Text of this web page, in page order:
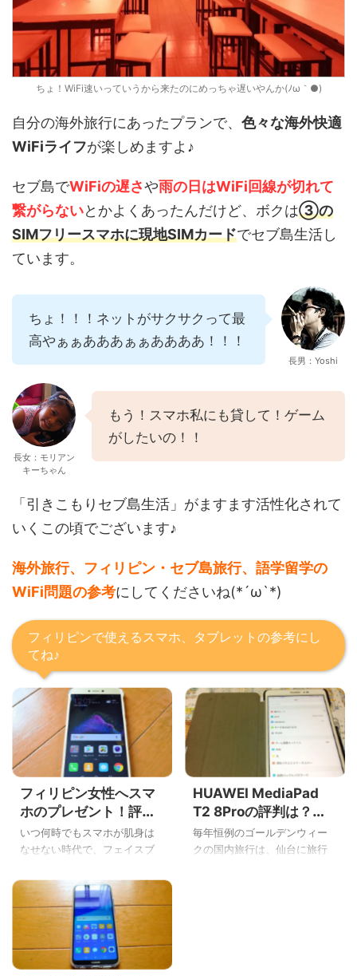
ちょ！WiFi速いっていうから来たのにめっちゃ遅いやんか(ﾉω｀●)
自分の海外旅行にあったプランで、 色々な海外快適
WiFiライフが楽しめますよ♪
セブ島でWiFiの遅さや雨の日はWiFi回線が切れて
繋がらないとかよくあったんだけど、ボクは③の
SIMフリースマホに現地SIMカードでセブ島生活し
ています。
ちょ！！！ネットがサクサクって最
高やぁぁあああぁぁああああ！！！
長男：Yoshi
長女：モリアン
キーちゃん
もう！スマホ私にも貸して！ゲーム
がしたいの！！
「引きこもりセブ島生活」がますます活性化されて
いくこの頃でございます♪
海外旅行、フィリピン・セブ島旅行、語学留学の
WiFi問題の参考にしてくださいね(*´ω`*)
フィリピンで使えるスマホ、タブレットの参考にし
てね♪
フィリピン女性へスマ
ホのプレゼント！評判
のHuawei nova liteが
おすすめの理由とは？
いつ何時でもスマホが肌身は
なせない時代で、フェイスブ
フィリピン人なら、なおさ
ら・・・。 以前、フィリピン
人女性にプレゼントで買った
スマホがすぐに壊れてずっと
催促されていた、こんばんわ
Yoshiです。 ボクも以前買って
HUAWEI MediaPad
T2 8Proの評判は？買
ってあげてわかったス
マホデビューの親に優
毎年恒例のゴールデンウィー
クの国内旅行は、仙台に旅行